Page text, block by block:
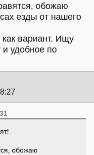
обожаю
езды от нашего
как вариант. Ищу
и удобное по
обожаю